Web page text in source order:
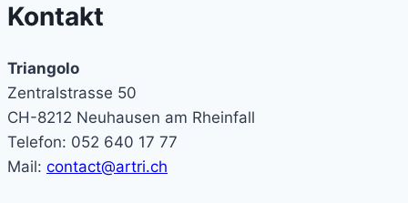
Kontakt
Triangolo
Zentralstrasse 50
CH-8212 Neuhausen am Rheinfall
Telefon: 052 640 17 77
Mail: contact@artri.ch